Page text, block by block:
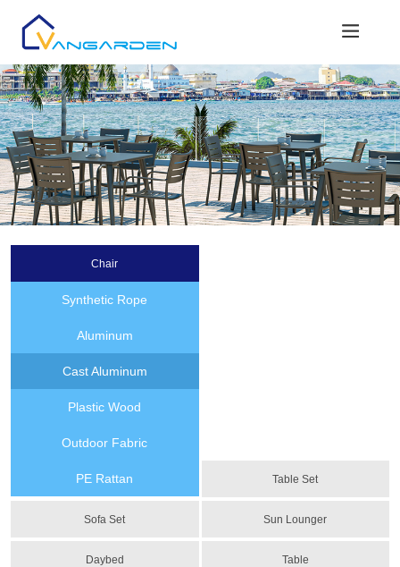
Chair
Synthetic Rope
Aluminum
Cast Aluminum
Plastic Wood
Outdoor Fabric
PE Rattan Table Set
Sofa Set Sun Lounger
Daybed Table